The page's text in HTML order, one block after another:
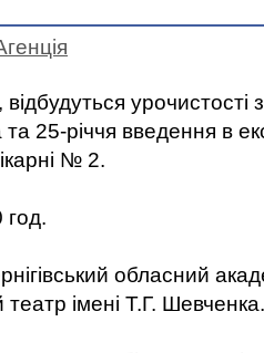
урочистості
25-річчя введення в
№ 2.
год.
обласний
імені Т.Г. Шевченка.